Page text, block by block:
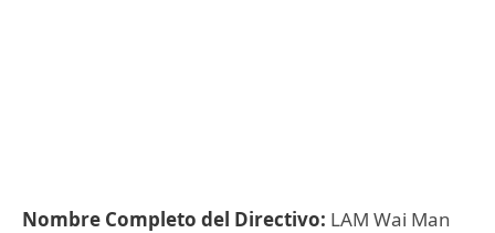
Nombre Completo del Directivo: LAM Wai Man